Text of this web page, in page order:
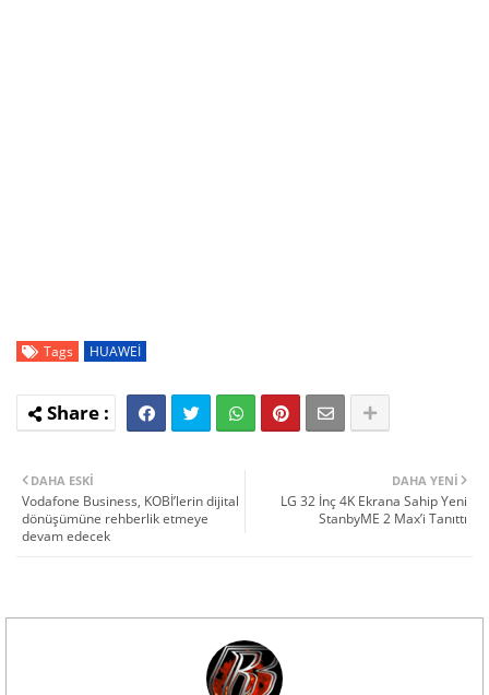
Tags HUAWEİ
DAHA YENI
LG 32 İnç 4K Ekrana Sahip Yeni
StanbyME 2 Max’i Tanıttı
DAHA ESKI
Vodafone Business, KOBİ’lerin dijital
dönüşümüne rehberlik etmeye
devam edecek